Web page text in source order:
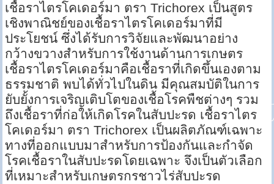
เชื้อราไตรโคเดอร์มา ตรา Trichorex เป็นสูตร
เชิงพาณิชย์ของเชื้อราไตรโคเดอร์มาที่มี
ประโยชน์ ซึ่งได้รับการวิจัยและพัฒนาอย่าง
กว้างขวางสำหรับการใช้งานด้านการเกษตร
เชื้อราไตรโคเดอร์มาคือเชื้อราที่เกิดขึ้นเองตาม
ธรรมชาติ พบได้ทั่วไปในดิน มีคุณสมบัติในการ
ยับยั้งการเจริญเติบโตของเชื้อโรคพืชต่างๆ รวม
ถึงเชื้อราที่ก่อให้เกิดโรคในสับปะรด เชื้อราไตร
โคเดอร์มา ตรา Trichorex เป็นผลิตภัณฑ์เฉพาะ
ทางที่ออกแบบมาสำหรับการป้องกันและกำจัด
โรคเชื้อราในสับปะรดโดยเฉพาะ จึงเป็นตัวเลือก
ที่เหมาะสำหรับเกษตรกรชาวไร่สับปะรด